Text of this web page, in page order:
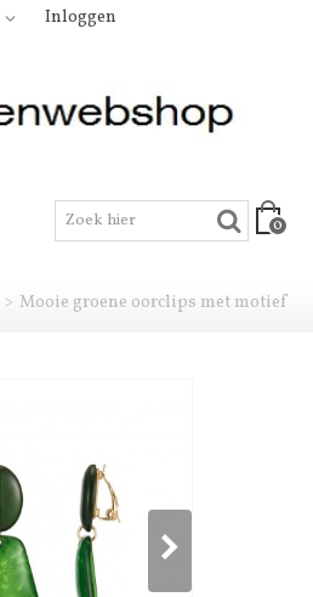
Inloggen
0
> Mooie groene oorclips met motief